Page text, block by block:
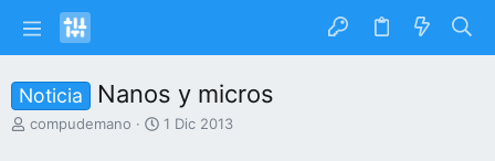
Noticia Nanos y micros
Icompudemano
F
1 Dic 2013